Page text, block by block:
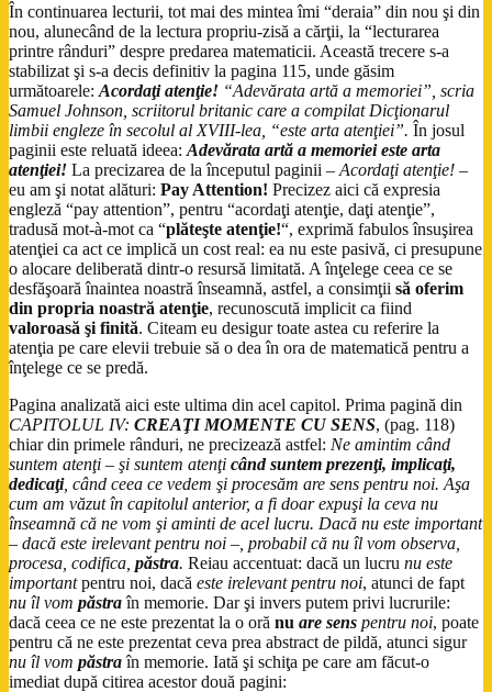
În continuarea lecturii, tot mai des mintea îmi “deraia” din nou şi din
nou, alunecând de la lectura propriu-zisă a cărţii, la “lecturarea
printre rânduri” despre predarea matematicii. Această trecere s-a
stabilizat şi s-a decis definitiv la pagina 115, unde găsim
următoarele: Acordaţi atenţie! “Adevărata artă a memoriei”, scria
Samuel Johnson, scriitorul britanic care a compilat Dicţionarul
limbii engleze în secolul al XVIII-lea, “este arta atenţiei”. În josul
paginii este reluată ideea: Adevărata artă a memoriei este arta
atenţiei! La precizarea de la începutul paginii – Acordaţi atenţie! –
eu am şi notat alături: Pay Attention! Precizez aici că expresia
engleză “pay attention”, pentru “acordaţi atenţie, daţi atenţie”,
tradusă mot-à-mot ca “plăteşte atenţie!“, exprimă fabulos însuşirea
atenţiei ca act ce implică un cost real: ea nu este pasivă, ci presupune
o alocare deliberată dintr-o resursă limitată. A înţelege ceea ce se
desfăşoară înaintea noastră înseamnă, astfel, a consimţii să oferim
din propria noastră atenţie, recunoscută implicit ca fiind
valoroasă şi finită. Citeam eu desigur toate astea cu referire la
atenţia pe care elevii trebuie să o dea în ora de matematică pentru a
înţelege ce se predă.
Pagina analizată aici este ultima din acel capitol. Prima pagină din
CAPITOLUL IV: CREAŢI MOMENTE CU SENS, (pag. 118)
chiar din primele rânduri, ne precizează astfel: Ne amintim când
suntem atenţi – şi suntem atenţi când suntem prezenţi, implicaţi,
dedicaţi, când ceea ce vedem şi procesăm are sens pentru noi. Aşa
cum am văzut în capitolul anterior, a fi doar expuşi la ceva nu
înseamnă că ne vom şi aminti de acel lucru. Dacă nu este important
– dacă este irelevant pentru noi –, probabil că nu îl vom observa,
procesa, codifica, păstra. Reiau accentuat: dacă un lucru nu este
importantpentru noi, dacă este irelevant pentru noi, atunci de fapt
nu îl vom păstraîn memorie. Dar şi invers putem privi lucrurile:
dacă ceea ce ne este prezentat la o oră nu are sens pentru noi, poate
pentru că ne este prezentat ceva prea abstract de pildă, atunci sigur
nu îl vom păstraîn memorie. Iată şi schiţa pe care am făcut-o
imediat după citirea acestor două pagini: